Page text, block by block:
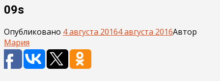
09s
Опубликовано 4 августа 20164 августа 2016Автор
Мария